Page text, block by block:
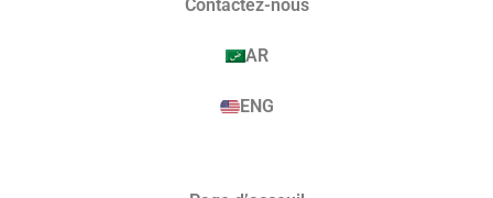
Contactez-nous
AR
ENG